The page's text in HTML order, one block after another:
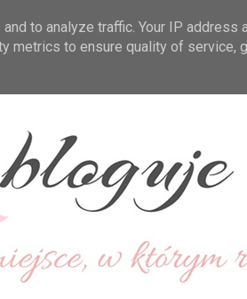
to analyze traffic. Your IP address
metrics to ensure quality of service,